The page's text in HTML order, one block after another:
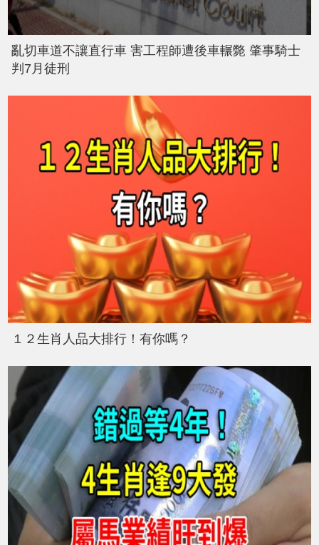
亂切車道不讓直行車 害工程師遭後車輾斃 肇事騎士
判7月徒刑
１２生肖人品大排行！有你嗎？